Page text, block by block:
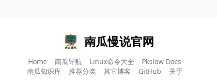
南瓜慢说官网
Home 南瓜导航 Linux命令大全
Pkslow Docs
南瓜知识库
推荐分类 其它博客 GitHub 关于